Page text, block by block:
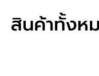
สินค้าทั้งห